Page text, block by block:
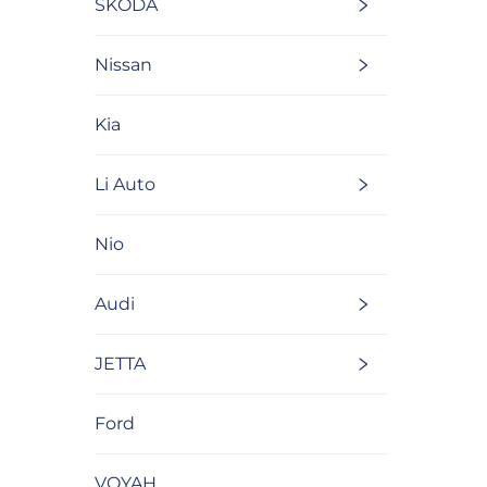
SKODA
Nissan
Kia
Li Auto
Nio
Audi
JETTA
Ford